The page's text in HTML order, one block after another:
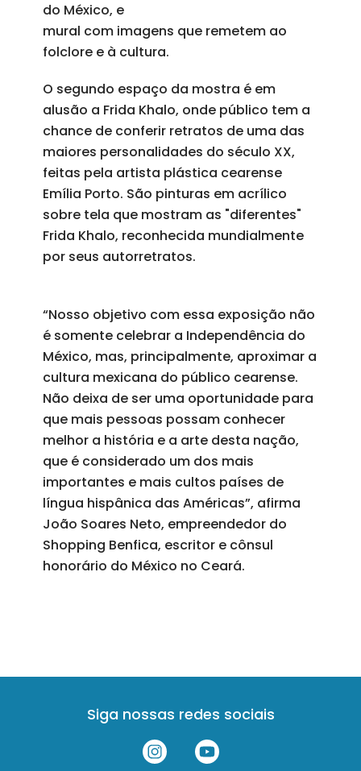
do México, e
mural com imagens que remetem ao
folclore e à cultura.
O segundo espaço da mostra é em
alusão a Frida Khalo, onde público tem a
chance de conferir retratos de uma das
maiores personalidades do século XX,
feitas pela artista plástica cearense
Emília Porto. São pinturas em acrílico
sobre tela que mostram as "diferentes"
Frida Khalo, reconhecida mundialmente
por seus autorretratos.
“Nosso objetivo com essa exposição não
é somente celebrar a Independência do
México, mas, principalmente, aproximar a
cultura mexicana do público cearense.
Não deixa de ser uma oportunidade para
que mais pessoas possam conhecer
melhor a história e a arte desta nação,
que é considerado um dos mais
importantes e mais cultos países de
língua hispânica das Américas”, afirma
João Soares Neto, empreendedor do
Shopping Benfica, escritor e cônsul
honorário do México no Ceará.
Siga nossas redes sociais